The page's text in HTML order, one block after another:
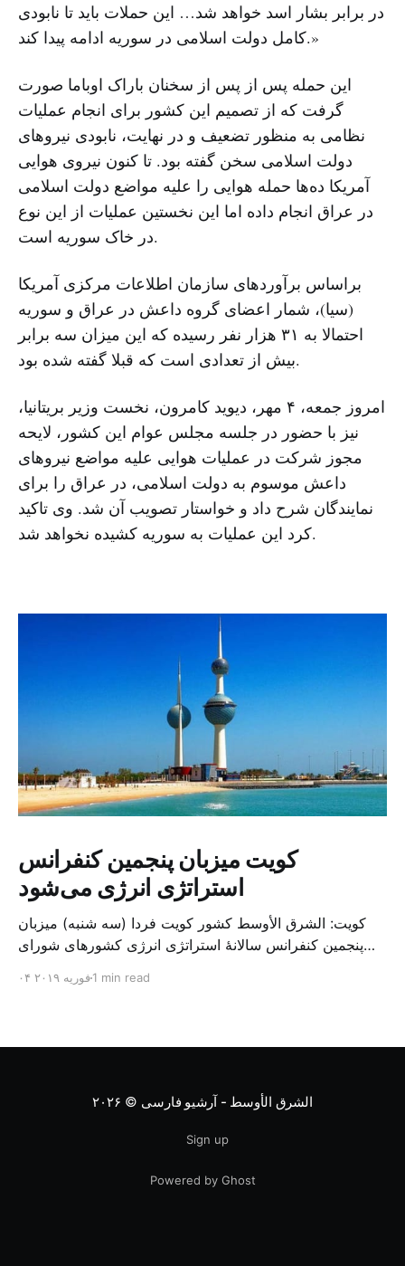
در برابر بشار اسد خواهد شد… این حملات باید تا نابودی
کامل دولت اسلامی در سوریه ادامه پیدا کند.»
این حمله پس از پس از سخنان باراک اوباما صورت
گرفت که از تصمیم این کشور برای انجام عملیات
نظامی به منظور تضعیف و در نهایت، نابودی نیروهای
دولت اسلامی سخن گفته بود. تا کنون نیروی هوایی
آمریکا ده‌ها حمله هوایی را علیه مواضع دولت اسلامی
در عراق انجام داده اما این نخستین عملیات از این نوع
در خاک سوریه است.
براساس برآوردهای سازمان اطلاعات مرکزی آمریکا
(سیا)، شمار اعضای گروه داعش در عراق و سوریه
احتمالا به ۳۱ هزار نفر رسیده که این میزان سه برابر
بیش از تعدادی است که قبلا گفته شده بود.
امروز جمعه، ۴ مهر، دیوید کامرون، نخست وزیر بریتانیا،
نیز با حضور در جلسه مجلس عوام این کشور، لایحه
مجوز شرکت در عملیات هوایی علیه مواضع نیروهای
داعش موسوم به دولت اسلامی، در عراق را برای
نمایندگان شرح داد و خواستار تصویب آن شد. وی تاکید
کرد این عملیات به سوریه کشیده نخواهد شد.
کویت میزبان پنجمین کنفرانس
استراتژی انرژی می‌شود
کویت: الشرق الأوسط کشور کویت فردا (سه شنبه) میزبان
پنجمین کنفرانس سالانهٔ استراتژی انرژی کشورهای شورای
متخصص از شرکت‌های جهانی نفت و گاز در این کنفرانس
۰۴ فوریه ۲۰۱۹1 min read
الشرق الأوسط - آرشیو فارسی © ۲۰۲۶
Sign up
Powered by Ghost